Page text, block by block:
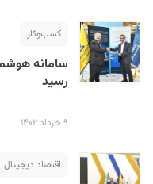
کسب‌و‌کار
سامانه
رسید
۹ خرداد ۱۴۰۲
اقتصاد دیجیتال